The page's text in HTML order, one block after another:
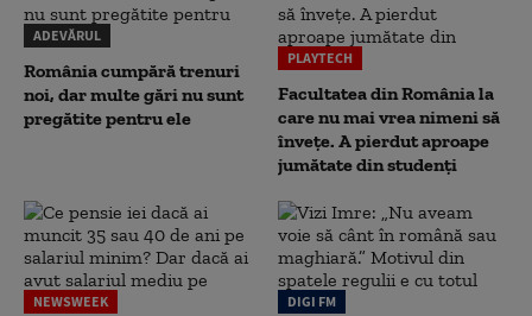
ADEVĂRUL
România cumpără trenuri
noi, dar multe gări nu sunt
pregătite pentru ele
PLAYTECH
Facultatea din România la
care nu mai vrea nimeni să
înveţe. A pierdut aproape
jumătate din studenţi
NEWSWEEK DIGI FM